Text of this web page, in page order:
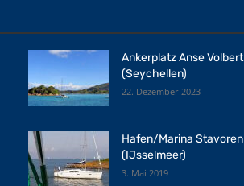
Ankerplatz Anse Volbert
(Seychellen)
22. Dezember 2023
Hafen/Marina Stavoren
(IJsselmeer)
3. Mai 2019